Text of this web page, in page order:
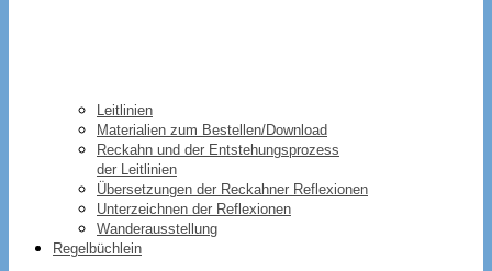
Leitlinien
Materialien zum Bestellen/Download
Reckahn und der Entstehungsprozess
der Leitlinien
Übersetzungen der Reckahner Reflexionen
Unterzeichnen der Reflexionen
Wanderausstellung
Regelbüchlein